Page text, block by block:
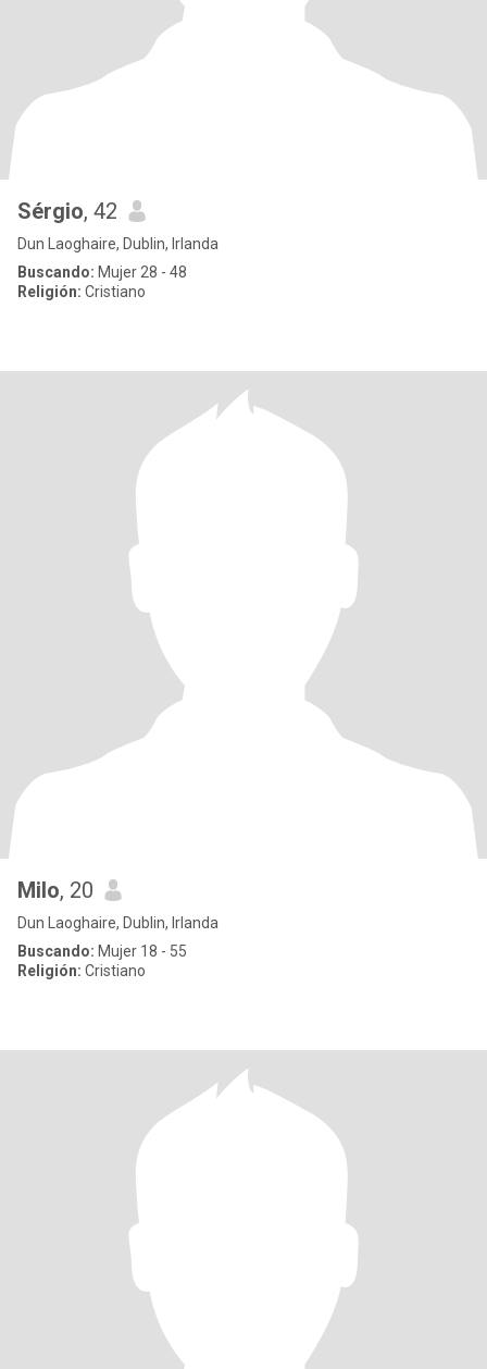
Sérgio, 42
Dun Laoghaire, Dublin, Irlanda
Buscando: Mujer 28 - 48
Religión: Cristiano
Milo, 20
Dun Laoghaire, Dublin, Irlanda
Buscando: Mujer 18 - 55
Religión: Cristiano